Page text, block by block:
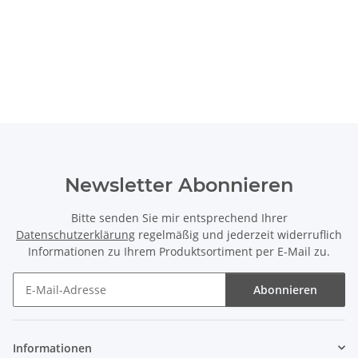
Newsletter Abonnieren
Bitte senden Sie mir entsprechend Ihrer
Datenschutzerklärung regelmäßig und jederzeit widerruflich
Informationen zu Ihrem Produktsortiment per E-Mail zu.
Abonnieren
Informationen